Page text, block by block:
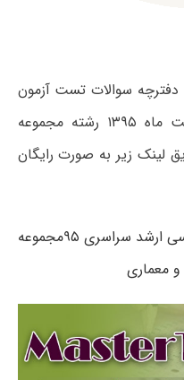
دفترچه سوالات تست آزمون
کارشناسی ارشد سراسری اردیبهشت ماه ۱۳۹۵ رشته مجموعه
لینک زیر به صورت رایگان
دانلود رایگان سوالات آزمون کارشناسی ارشد سراسری ۹۵مجموعه
معماری